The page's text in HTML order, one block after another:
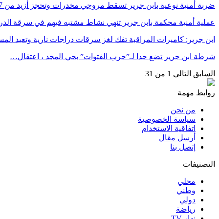
ضربة أمنية نوعية بابن جرير تسقط مروجي مخدرات وتحجز أزيد من 7…
عملية أمنية محكمة بابن جرير تنهي نشاط مشتبه فيهم في سرقة
ابن جرير: كاميرات المراقبة تفك لغز سرقات دراجات نارية وتعيد
شرطة ابن جرير تضع حدا لـ”حرب الفتوات” بحي المجد ، اعتقال…
السابق التالي 1 من 31
روابط مهمة
من نحن
سياسة الخصوصية
اتفاقية الاستخدام
أرسل مقال
إتصل بنا
التصنيفات
محلي
وطني
دولي
رياضة